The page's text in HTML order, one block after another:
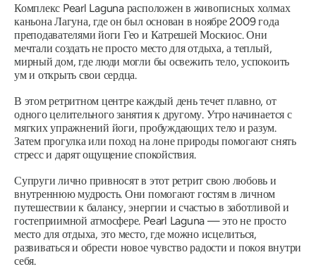
Комплекс Pearl Laguna расположен в живописных холмах
каньона Лагуна, где он был основан в ноябре 2009 года
преподавателями йоги Гео и Катрешей Москиос. Они
мечтали создать не просто место для отдыха, а теплый,
мирный дом, где люди могли бы освежить тело, успокоить
ум и открыть свои сердца.
В этом ретритном центре каждый день течет плавно, от
одного целительного занятия к другому. Утро начинается с
мягких упражнений йоги, пробуждающих тело и разум.
Затем прогулка или поход на лоне природы помогают снять
стресс и дарят ощущение спокойствия.
Супруги лично привносят в этот ретрит свою любовь и
внутреннюю мудрость. Они помогают гостям в личном
путешествии к балансу, энергии и счастью в заботливой и
гостеприимной атмосфере. Pearl Laguna — это не просто
место для отдыха, это место, где можно исцелиться,
развиваться и обрести новое чувство радости и покоя внутри
себя.